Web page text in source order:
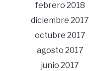
febrero 2018
diciembre 2017
octubre 2017
agosto 2017
junio 2017